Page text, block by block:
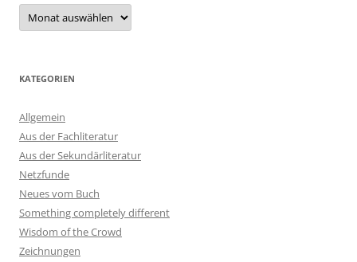
Archiv
KATEGORIEN
Allgemein
Aus der Fachliteratur
Aus der Sekundärliteratur
Netzfunde
Neues vom Buch
Something completely different
Wisdom of the Crowd
Zeichnungen